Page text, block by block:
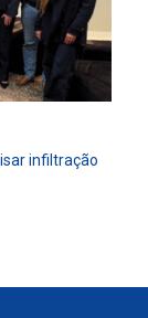
infiltração